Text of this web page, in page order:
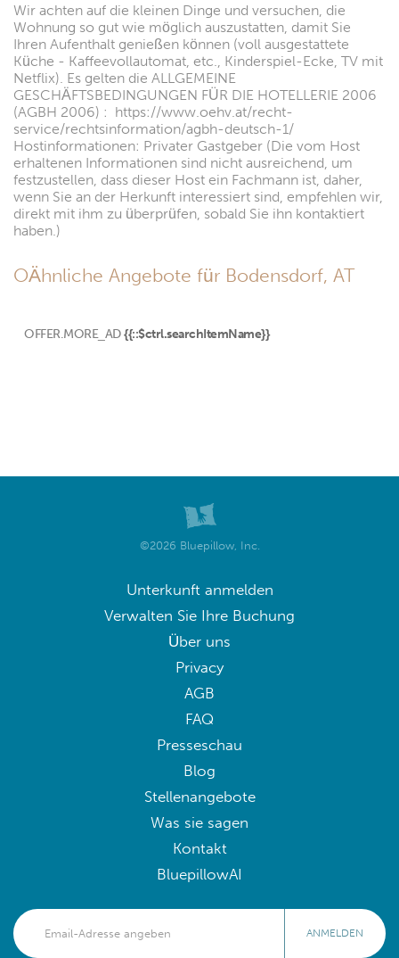
Wir achten auf die kleinen Dinge und versuchen, die
Wohnung so gut wie möglich auszustatten, damit Sie
Ihren Aufenthalt genießen können (voll ausgestattete
Küche - Kaffeevollautomat, etc., Kinderspiel-Ecke, TV mit
Netflix). Es gelten die ALLGEMEINE
GESCHÄFTSBEDINGUNGEN FÜR DIE HOTELLERIE 2006
(AGBH 2006) : https://www.oehv.at/recht-
service/rechtsinformation/agbh-deutsch-1/
Hostinformationen: Privater Gastgeber (Die vom Host
erhaltenen Informationen sind nicht ausreichend, um
festzustellen, dass dieser Host ein Fachmann ist, daher,
wenn Sie an der Herkunft interessiert sind, empfehlen wir,
direkt mit ihm zu überprüfen, sobald Sie ihn kontaktiert
haben.)
OÄhnliche Angebote für Bodensdorf, AT
OFFER.MORE_AD {{::$ctrl.searchItemName}}
©2026 Bluepillow, Inc.
Unterkunft anmelden
Verwalten Sie Ihre Buchung
Über uns
Privacy
AGB
FAQ
Presseschau
Blog
Stellenangebote
Was sie sagen
Kontakt
BluepillowAI
ANMELDEN